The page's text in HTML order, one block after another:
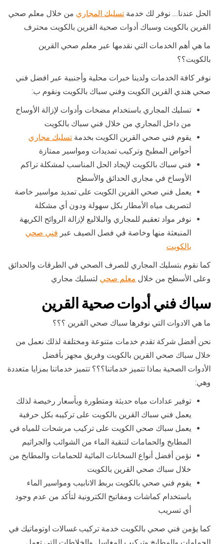
الحل عندنا…. نوفر لك خدمة تسليك المجاري من خلال معلم صحي
القرين بالكويت وسباك أدوات صحية القرين بالكويت محترف
ما هي أهم الخدمات التي نقدمها عبر معلم صحي القرين
بالكويت؟؟
نوفر كافة الخدمات ولدينا خبرات محلية وأجنبية عبر افضل فني
صحي هندي القرين الكويت وفني سباك بالكويت ونقوم ب:
تسليك المجاري باستخدام مضخات وأدوات لإزالة الأوساخ
من داخل المجاري من خلال فني سباك بالكويت
يقوم فني صحي القرين الكويت بخدمة تسليك مجاري
أحواض المطبخ وتركيب تمديدات ومواسير ممتازة
فني سباك بالكويت لإيجاد الحل المناسب لمشكلة تراكم
الأوساخ في مجاري الحدائق والأسطح
يعمل فني صحي القرين الكويت على تمديد مواسير خاصة
لتصريف مياه الأمطار بكل سهولة ودون أي مشكلة
نوفر مواد تعقيم للمجاري والبلاليع لإزالة الروائح الكريهة
المنبعثة منها وخاصة في فصل الصيف عبر فني صحي
بالكويت
كما نقوم بتسليك المجاري للصرف الصحي في الطرقات والحدائق
وعلى الأسطح من خلال معلم صحي لتسليك مجاري
سباك فني أدوات صحية القرين
ما هي الادوات التي نوفرها سباك صحي القرين ؟؟؟
نحن أفضل شركة تقدم خدمات متنوعة ومختلفة لذلك نعمل من
خلال سباك صحي القرين بالكويت وفريق مجهز بأفضل
الأدوات الصحية بماذا تتميز خدماتنا؟؟؟ تتميز خدماتنا بمزايا متعددة
وهي:
توفير عدادات مياه حديثة ومتطورة وبأسعار رخيصة لذلك
يعمل فني سباك القرين بالكويت على تركيبه بكل حرفية
يعمل سباك صحي الكويت على تركيب مرشحات للمياه في
المطابخ والحمامات لتنقية الماء من الشوائب والجراثيم
نؤمن أفضل أنواع السخانات المائية للحمامات والمطابخ من
خلال سباك صحي القرين بالكويت
يقوم فني صحي بالكويت بربط الانابيب ومواسير الماء
باستخدام كماشات ومفاتيح الكترونية لتأكد من عدم وجود
أي تسريب
كما يؤمن فني صحي بالكويت خدمة تركيب غسالات اوتوماتيك في